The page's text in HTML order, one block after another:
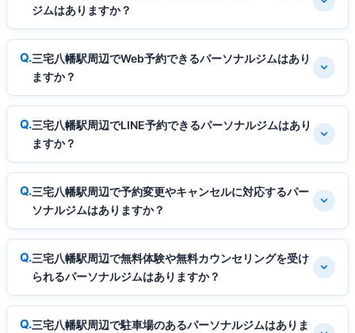
ジムはありますか？
三宅八幡駅周辺でWeb予約できるパーソナルジムはあり
ますか？
三宅八幡駅周辺でLINE予約できるパーソナルジムはあり
ますか？
三宅八幡駅周辺で予約変更やキャンセルに対応するパー
ソナルジムはありますか？
三宅八幡駅周辺で無料体験や無料カウンセリングを受け
られるパーソナルジムはありますか？
三宅八幡駅周辺で駐車場のあるパーソナルジムはありま